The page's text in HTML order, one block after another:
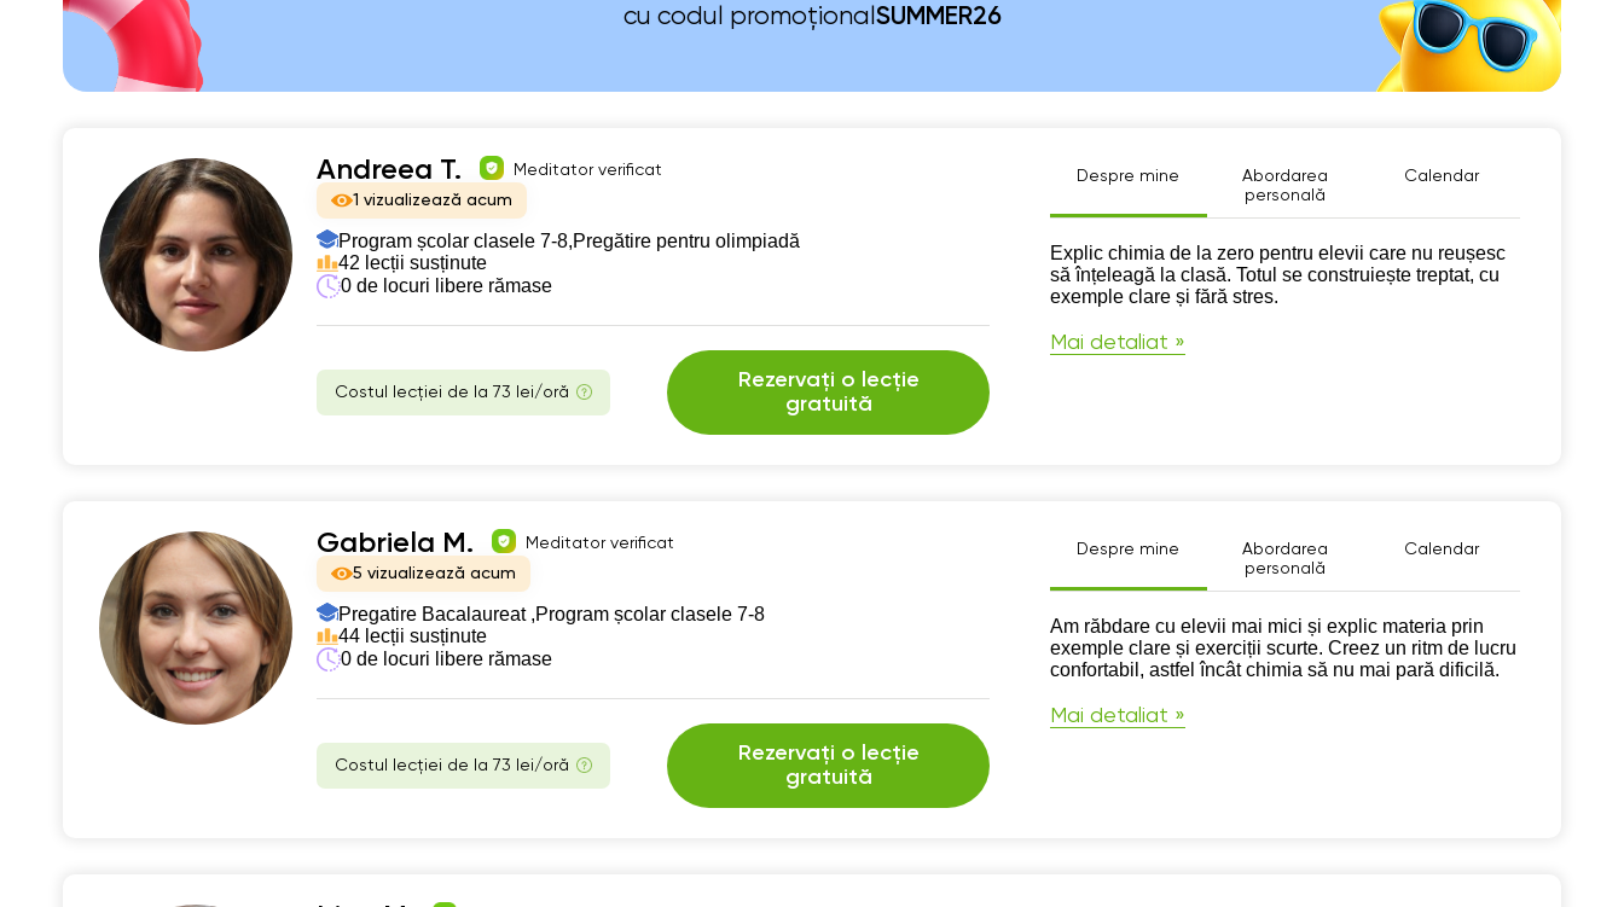
cu codul promoțional SUMMER26
Andreea T.
Meditator verificat
1 vizualizează acum
Program școlar clasele 7-8,Pregătire pentru olimpiadă
42 lecții susținute
0 de locuri libere rămase
Costul lecției de la 73 lei/oră
Rezervați o lecție
gratuită
Despre mine
Abordarea
personală
Calendar
Despre mine
Explic chimia de la zero pentru elevii care nu reușesc
să înțeleagă la clasă. Totul se construiește treptat, cu
exemple clare și fără stres.
Mai detaliat »
Gabriela M.
Meditator verificat
5 vizualizează acum
Pregatire Bacalaureat ,Program școlar clasele 7-8
44 lecții susținute
0 de locuri libere rămase
Costul lecției de la 73 lei/oră
Rezervați o lecție
gratuită
Despre mine
Abordarea
personală
Calendar
Despre mine
Am răbdare cu elevii mai mici și explic materia prin
exemple clare și exerciții scurte. Creez un ritm de lucru
confortabil, astfel încât chimia să nu mai pară dificilă.
Mai detaliat »